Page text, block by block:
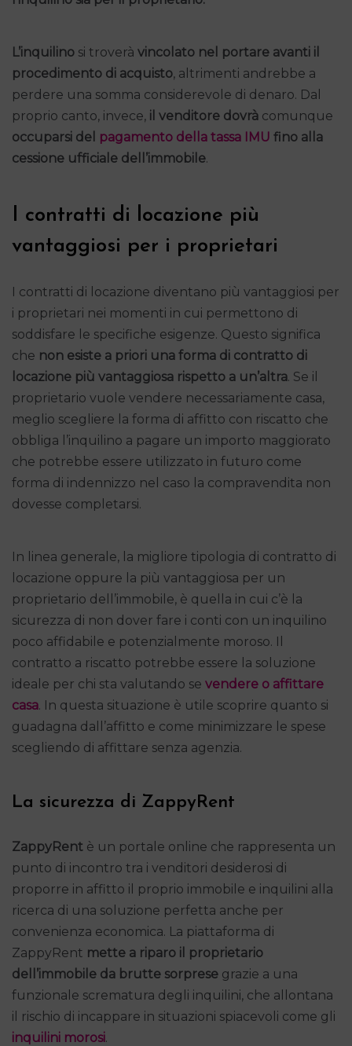
L’inquilino si troverà vincolato nel portare avanti il
procedimento di acquisto, altrimenti andrebbe a
perdere una somma considerevole di denaro. Dal
proprio canto, invece, il venditore dovrà comunque
occuparsi del pagamento della tassa IMU fino alla
cessione ufficiale dell’immobile.
I contratti di locazione più
vantaggiosi per i proprietari
I contratti di locazione diventano più vantaggiosi per
i proprietari nei momenti in cui permettono di
soddisfare le specifiche esigenze. Questo significa
che non esiste a priori una forma di contratto di
locazione più vantaggiosa rispetto a un’altra. Se il
proprietario vuole vendere necessariamente casa,
meglio scegliere la forma di affitto con riscatto che
obbliga l’inquilino a pagare un importo maggiorato
che potrebbe essere utilizzato in futuro come
forma di indennizzo nel caso la compravendita non
dovesse completarsi.
In linea generale, la migliore tipologia di contratto di
locazione oppure la più vantaggiosa per un
proprietario dell’immobile, è quella in cui c’è la
sicurezza di non dover fare i conti con un inquilino
poco affidabile e potenzialmente moroso. Il
contratto a riscatto potrebbe essere la soluzione
ideale per chi sta valutando se vendere o affittare
casa. In questa situazione è utile scoprire quanto si
guadagna dall’affitto e come minimizzare le spese
scegliendo di affittare senza agenzia.
La sicurezza di ZappyRent
ZappyRent è un portale online che rappresenta un
punto di incontro tra i venditori desiderosi di
proporre in affitto il proprio immobile e inquilini alla
ricerca di una soluzione perfetta anche per
convenienza economica. La piattaforma di
ZappyRent mette a riparo il proprietario
dell’immobile da brutte sorprese grazie a una
funzionale scrematura degli inquilini, che allontana
il rischio di incappare in situazioni spiacevoli come gli
inquilini morosi.